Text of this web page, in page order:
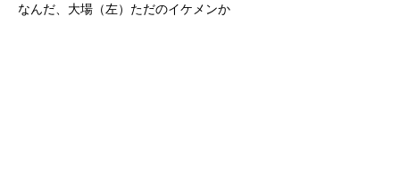
なんだ、大場（左）ただのイケメンか